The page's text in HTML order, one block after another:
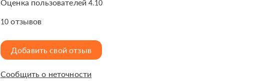
Оценка пользователей4.10
10 отзывов
Добавить свой отзыв
Сообщить о неточности